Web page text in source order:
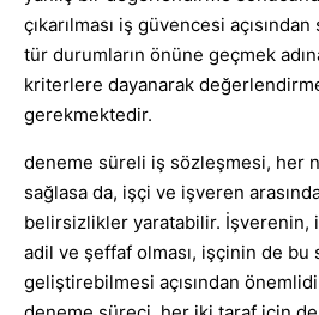
çıkarılması iş güvencesi
tür durumların önüne geçmek
kriterlere dayanarak
gerekmektedir.
deneme süreli iş sözleşmesi, her
sağlasa da, işçi ve işveren
belirsizlikler yaratabilir.
adil ve şeffaf olması, işçinin de
geliştirebilmesi açısından